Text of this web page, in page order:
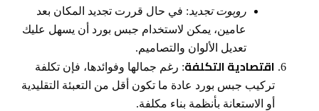
روبوت تجديد: في حال قررت تجديد المكان بعد
عامين، يمكن لاستخدام جبس بورد أن يسهل عليك
تعديل الألوان والتصاميم.
اقتصادية التكلفة: رغم جمالها وفوائدها، فإن تكلفة
تركيب جبس بورد عادة ما تكون أقل من التعبئة التقليدية
أو الاستعانة بأنظمة بناء مكلفة.